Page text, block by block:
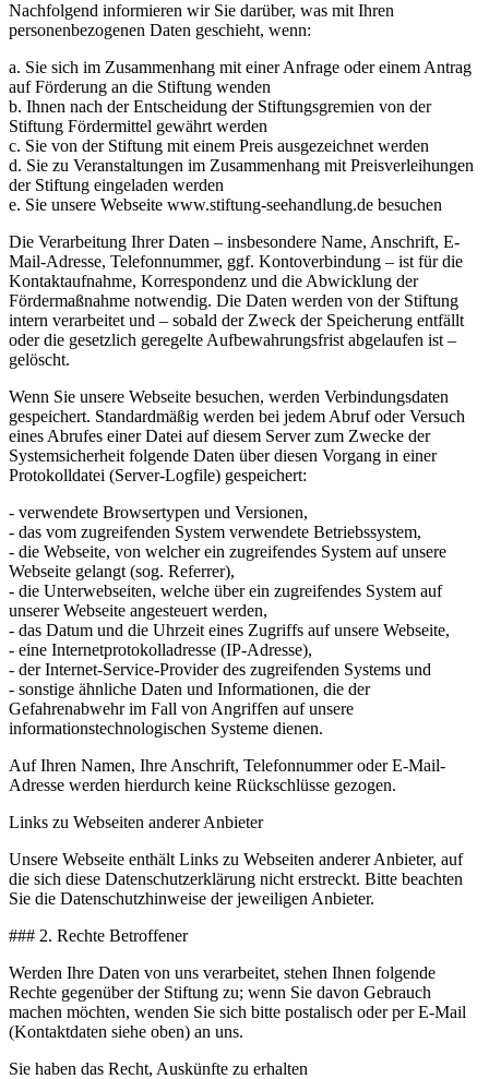
Nachfolgend informieren wir Sie darüber, was mit Ihren
personenbezogenen Daten geschieht, wenn:
a. Sie sich im Zusammenhang mit einer Anfrage oder einem Antrag
auf Förderung an die Stiftung wenden
b. Ihnen nach der Entscheidung der Stiftungsgremien von der
Stiftung Fördermittel gewährt werden
c. Sie von der Stiftung mit einem Preis ausgezeichnet werden
d. Sie zu Veranstaltungen im Zusammenhang mit Preisverleihungen
der Stiftung eingeladen werden
e. Sie unsere Webseite www.stiftung-seehandlung.de besuchen
Die Verarbeitung Ihrer Daten – insbesondere Name, Anschrift, E-
Mail-Adresse, Telefonnummer, ggf. Kontoverbindung – ist für die
Kontaktaufnahme, Korrespondenz und die Abwicklung der
Fördermaßnahme notwendig. Die Daten werden von der Stiftung
intern verarbeitet und – sobald der Zweck der Speicherung entfällt
oder die gesetzlich geregelte Aufbewahrungsfrist abgelaufen ist –
gelöscht.
Wenn Sie unsere Webseite besuchen, werden Verbindungsdaten
gespeichert. Standardmäßig werden bei jedem Abruf oder Versuch
eines Abrufes einer Datei auf diesem Server zum Zwecke der
Systemsicherheit folgende Daten über diesen Vorgang in einer
Protokolldatei (Server-Logfile) gespeichert:
- verwendete Browsertypen und Versionen,
- das vom zugreifenden System verwendete Betriebssystem,
- die Webseite, von welcher ein zugreifendes System auf unsere
Webseite gelangt (sog. Referrer),
- die Unterwebseiten, welche über ein zugreifendes System auf
unserer Webseite angesteuert werden,
- das Datum und die Uhrzeit eines Zugriffs auf unsere Webseite,
- eine Internetprotokolladresse (IP-Adresse),
- der Internet-Service-Provider des zugreifenden Systems und
- sonstige ähnliche Daten und Informationen, die der
Gefahrenabwehr im Fall von Angriffen auf unsere
informationstechnologischen Systeme dienen.
Auf Ihren Namen, Ihre Anschrift, Telefonnummer oder E-Mail-
Adresse werden hierdurch keine Rückschlüsse gezogen.
Links zu Webseiten anderer Anbieter
Unsere Webseite enthält Links zu Webseiten anderer Anbieter, auf
die sich diese Datenschutzerklärung nicht erstreckt. Bitte beachten
Sie die Datenschutzhinweise der jeweiligen Anbieter.
### 2. Rechte Betroffener
Werden Ihre Daten von uns verarbeitet, stehen Ihnen folgende
Rechte gegenüber der Stiftung zu; wenn Sie davon Gebrauch
machen möchten, wenden Sie sich bitte postalisch oder per E-Mail
(Kontaktdaten siehe oben) an uns.
Sie haben das Recht, Auskünfte zu erhalten